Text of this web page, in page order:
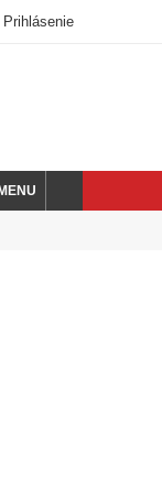
Prihlásenie
BLOG